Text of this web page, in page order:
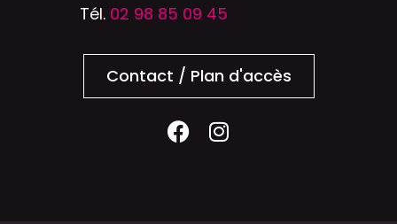
Tél. 02 98 85 09 45
Contact / Plan d'accès